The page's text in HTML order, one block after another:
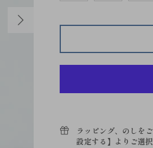
ラッピング、のしを
設定する】よりご選択